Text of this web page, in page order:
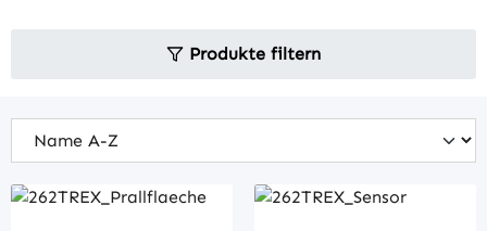
Produkte filtern